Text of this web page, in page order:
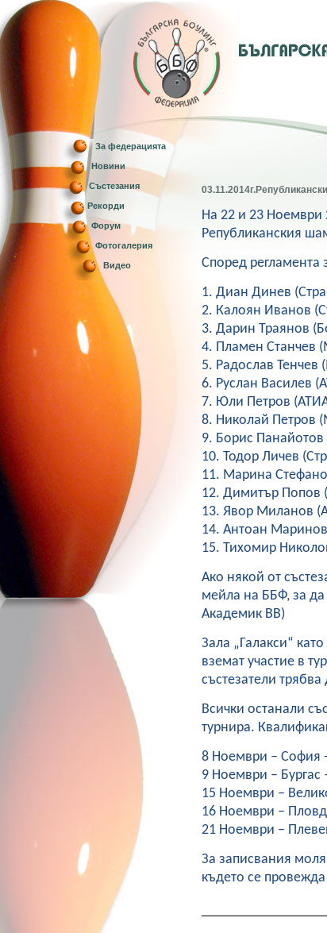
За федерацията
Новини
Състезания
Рекорди
Форум
Фотогалерия
Видео
На 22 и 23 Ноември
Републиканския
Според регламента
1. Диан Динев
2. Калоян Иванов
3. Дарин Траянов
4. Пламен Станчев
5. Радослав Тенчев
6. Руслан Василев
7. Юли Петров
8. Николай Петров
9. Борис
10. Тодор Личев
11. Марина
12. Димитър Попов
13. Явор Миланов
14. Антоан
15. Тихомир
Ако някой от
мейла на ББФ, за
Академик ВВ)
Зала „Галакси“
вземат участие в
състезатели
Всички останали
турнира.
8 Ноември – София -
9 Ноември – Бургас
15 Ноември –
16 Ноември –
21 Ноември –
За записвания
където се